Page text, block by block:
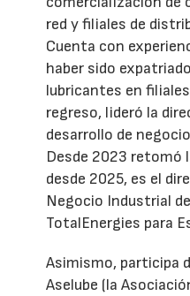
red y filiales de
Cuenta con
haber sido
lubricantes en
regreso, lideró la
desarrollo de
Desde 2023 retomó
desde 2025, es el
Negocio Industrial
TotalEnergies para
Asimismo, participa
Aselube (la